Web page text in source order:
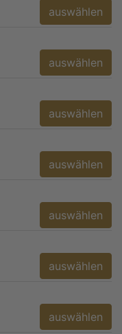
auswählen
auswählen
auswählen
auswählen
auswählen
auswählen
auswählen